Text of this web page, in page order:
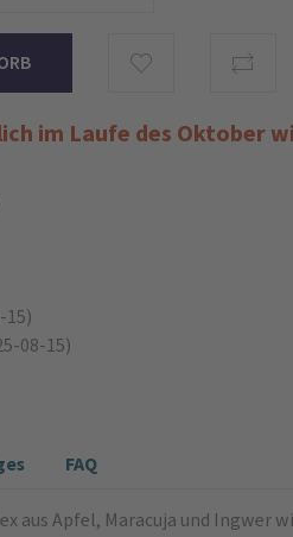
im Laufe des Oktober
15)
08-15)
FAQ
Apfel, Maracuja und Ingwer